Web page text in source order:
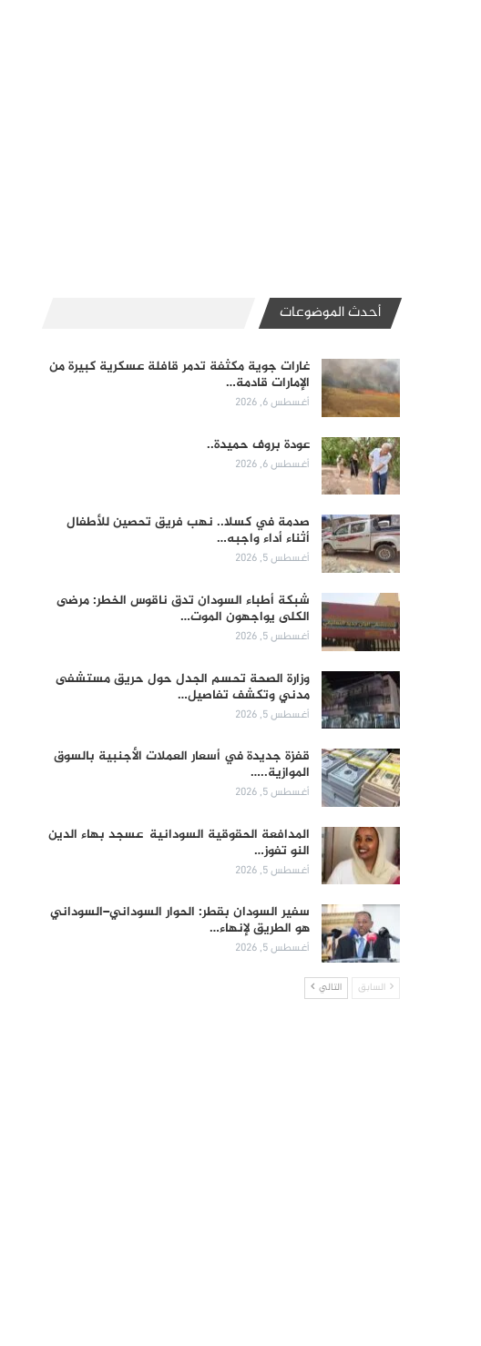
أحدث الموضوعات
غارات جوية مكثفة تدمر قافلة عسكرية كبيرة من
الإمارات قادمة…
أغسطس 6, 2026
عودة بروف حميدة..
أغسطس 6, 2026
صدمة في كسلا.. نهب فريق تحصين للأطفال
أثناء أداء واجبه…
أغسطس 5, 2026
شبكة أطباء السودان تدق ناقوس الخطر: مرضى
الكلى يواجهون الموت…
أغسطس 5, 2026
وزارة الصحة تحسم الجدل حول حريق مستشفى
مدني وتكشف تفاصيل…
أغسطس 5, 2026
قفزة جديدة في أسعار العملات الأجنبية بالسوق
الموازية..…
أغسطس 5, 2026
المدافعة الحقوقية السودانية عسجد بهاء الدين
النو تفوز…
أغسطس 5, 2026
سفير السودان بقطر: الحوار السوداني–السوداني
هو الطريق لإنهاء…
أغسطس 5, 2026
السابق التالي